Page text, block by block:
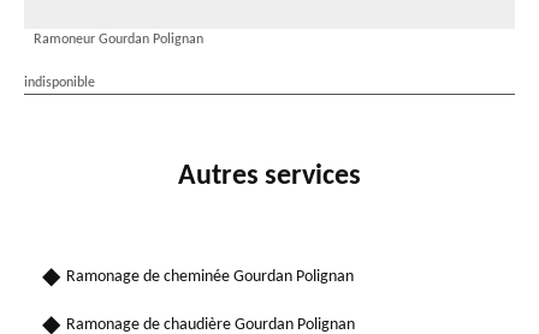
Ramoneur Gourdan Polignan
indisponible
Autres services
Ramonage de cheminée Gourdan Polignan
Ramonage de chaudière Gourdan Polignan